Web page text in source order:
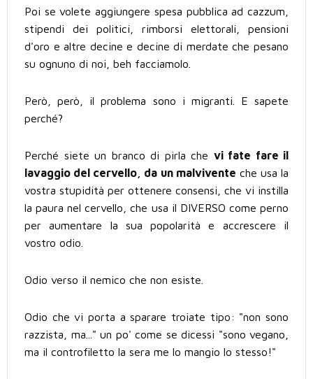
Poi se volete aggiungere spesa pubblica ad cazzum,
stipendi dei politici, rimborsi elettorali, pensioni
d'oro e altre decine e decine di merdate che pesano
su ognuno di noi, beh facciamolo.
Però, però, il problema sono i migranti. E sapete
perché?
Perché siete un branco di pirla che vi fate fare il
lavaggio del cervello, da un malvivente che usa la
vostra stupidità per ottenere consensi, che vi instilla
la paura nel cervello, che usa il DIVERSO come perno
per aumentare la sua popolarità e accrescere il
vostro odio.
Odio verso il nemico che non esiste.
Odio che vi porta a sparare troiate tipo: "non sono
razzista, ma..." un po' come se dicessi "sono vegano,
ma il controfiletto la sera me lo mangio lo stesso!"